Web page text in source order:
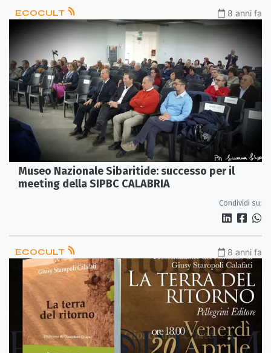
ECOCULT 8 anni fa
Museo Nazionale Sibaritide: successo per il
meeting della SIPBC CALABRIA
Condividi su:
ECOCULT 8 anni fa